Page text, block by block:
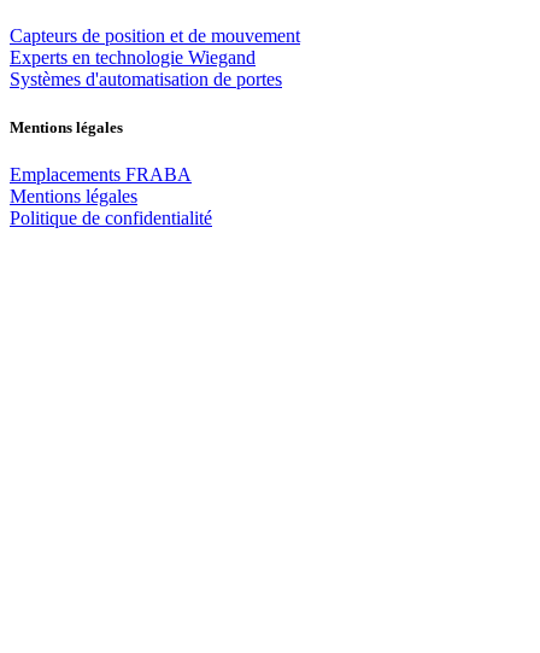
Capteurs de position et de mouvement
Experts en technologie Wiegand
Systèmes d'automatisation de portes
Mentions légales
Emplacements FRABA
Mentions légales
Politique de confidentialité